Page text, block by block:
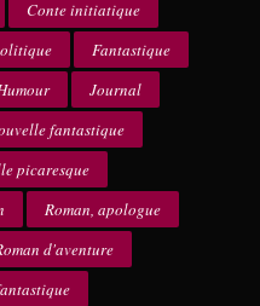
Conte initiatique
Fantastique
Journal
fantastique
picaresque
Roman, apologue
d'aventure